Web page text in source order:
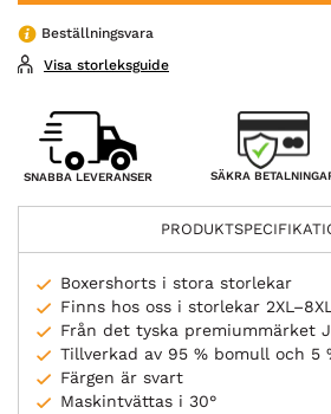
Beställningsvara
Visa storleksguide
SNABBA LEVERANSER SÄKRA
Boxershorts i stora storlekar
Finns hos oss i storlekar
Från det tyska premiummärket
Tillverkad av 95 % bomull och 5
Färgen är svart
Maskintvättas i 30°